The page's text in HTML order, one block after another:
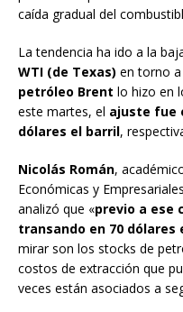
caída gradual del
La tendencia ha ido a la
WTI (de Texas) en torno
petróleo Brent lo hizo en
este martes, el ajuste fue
dólares el barril,
Nicolás Román,
Económicas y
analizó que «previo a ese
transando en 70 dólares
mirar son los stocks de
costos de extracción que
veces están asociados a